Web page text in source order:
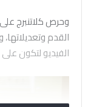
وحرص كلاتنبرج
القدم
الفيديو لتكون